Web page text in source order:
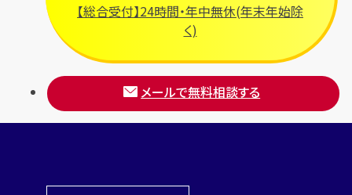
【総合受付】24時間・年中無休(年末年始除
く)
メールで無料相談する